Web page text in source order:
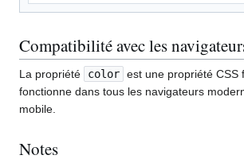
Compatibilité avec les
La propriété color est une propriété CSS
fonctionne dans tous les navigateurs
mobile.
Notes